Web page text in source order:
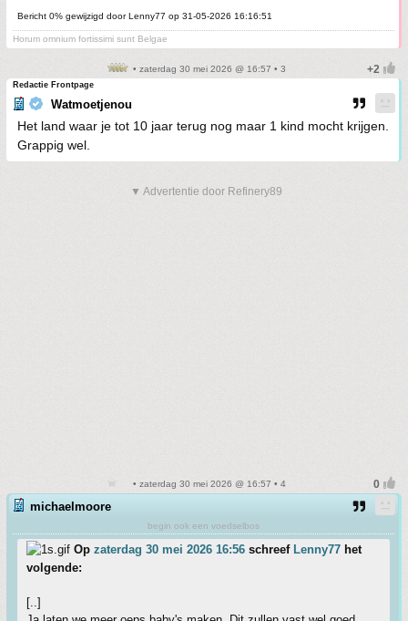
Bericht 0% gewijzigd door Lenny77 op 31-05-2026 16:16:51
Horum omnium fortissimi sunt Belgae
• zaterdag 30 mei 2026 @ 16:57 • 3
Redactie Frontpage
Watmoetjenou
Het land waar je tot 10 jaar terug nog maar 1 kind mocht krijgen.
Grappig wel.
▼ Advertentie door Refinery89
• zaterdag 30 mei 2026 @ 16:57 • 4
michaelmoore
begin ook een voedselbos
Op zaterdag 30 mei 2026 16:56 schreef Lenny77 het
volgende:
[..]